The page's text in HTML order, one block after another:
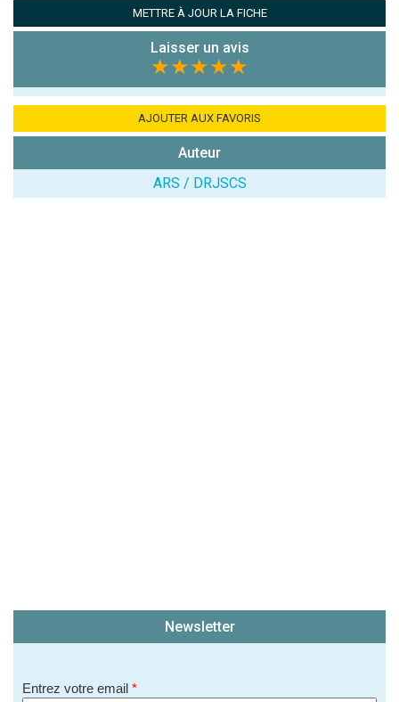
Note que vous souhaitez attribuer :
Antispam -
7x4 (en
METTRE À JOUR LA FICHE
Laisser un avis
★★★★★
AJOUTER AUX FAVORIS
Auteur
ARS / DRJSCS
Newsletter
Entrez votre email *